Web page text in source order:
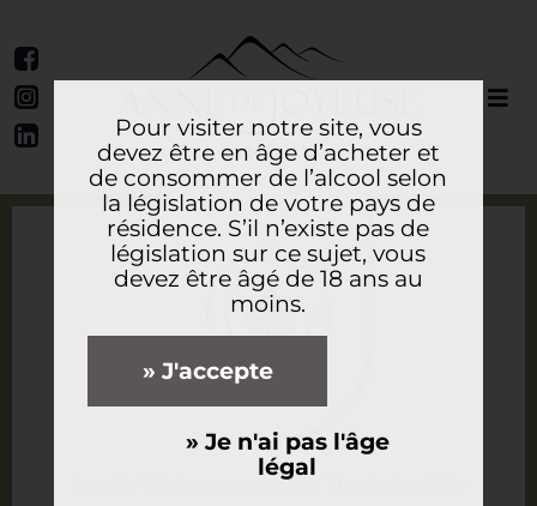
Pour visiter notre site, vous
devez être en âge d’acheter et
de consommer de l’alcool selon
la législation de votre pays de
résidence. S’il n’existe pas de
législation sur ce sujet, vous
devez être âgé de 18 ans au
moins.
» J'accepte
» Je n'ai pas l'âge
légal
Généreux avec la terre